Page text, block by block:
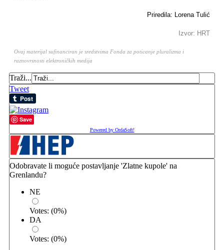
Priredila: Lorena Tulić
Izvor: HRT
Ovaj materijal sufinanciran je sredstvima Fonda za poticanje pluralizma i
raznovrsnosti elektroničkih medija
Traži...
Tweet
Save
Powered by OrdaSoft!
Odobravate li moguće postavljanje 'Zlatne kupole' na
Grenlandu?
NE
Votes: (0%)
DA
Votes: (0%)